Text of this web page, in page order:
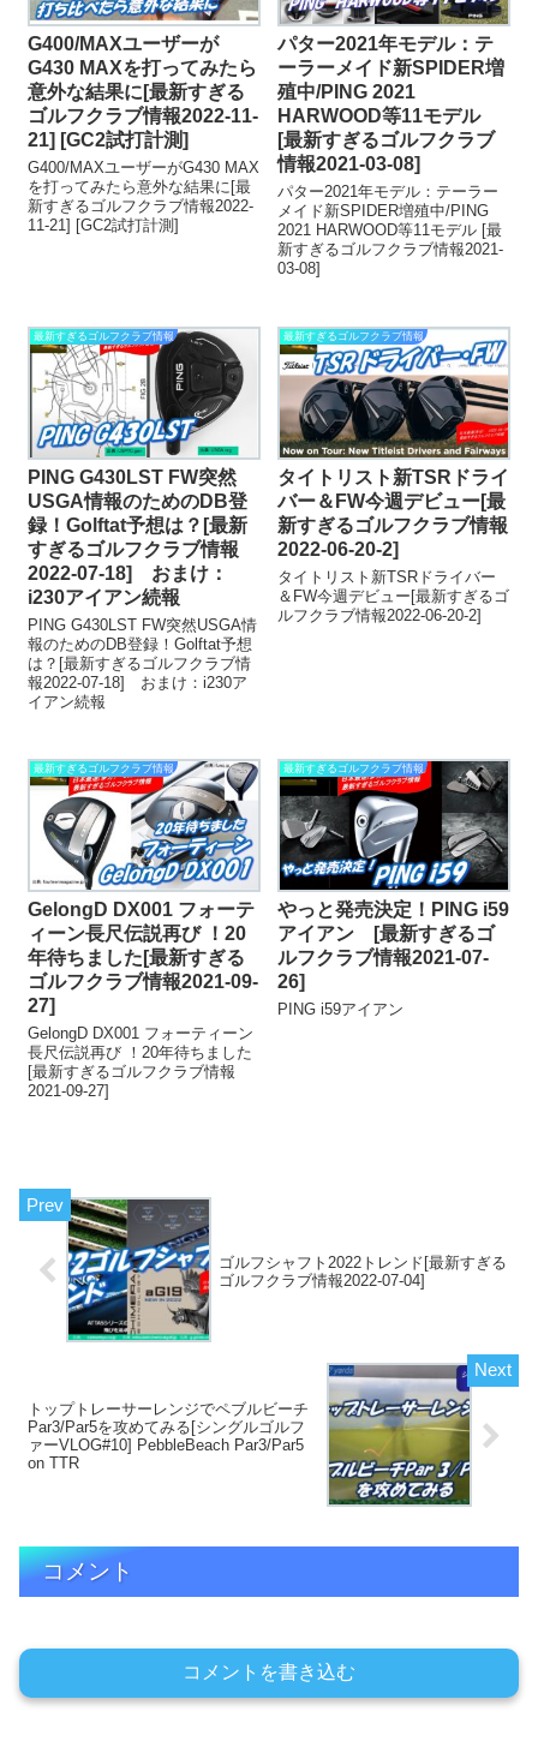
G400/MAXユーザーが
G430 MAXを打ってみたら
意外な結果に[最新すぎる
ゴルフクラブ情報2022-11-
21] [GC2試打計測]
G400/MAXユーザーがG430 MAX
を打ってみたら意外な結果に[最
新すぎるゴルフクラブ情報2022-
11-21] [GC2試打計測]
パター2021年モデル：テ
ーラーメイド新SPIDER増
殖中/PING 2021
HARWOOD等11モデル
[最新すぎるゴルフクラブ
情報2021-03-08]
パター2021年モデル：テーラー
メイド新SPIDER増殖中/PING
2021 HARWOOD等11モデル [最
新すぎるゴルフクラブ情報2021-
03-08]
最新すぎるゴルフクラブ情報
PING G430LST FW突然
USGA情報のためのDB登
録！Golftat予想は？[最新
すぎるゴルフクラブ情報
2022-07-18] おまけ：
i230アイアン続報
PING G430LST FW突然USGA情
報のためのDB登録！Golftat予想
は？[最新すぎるゴルフクラブ情
報2022-07-18] おまけ：i230ア
イアン続報
最新すぎるゴルフクラブ情報
タイトリスト新TSRドライ
バー＆FW今週デビュー[最
新すぎるゴルフクラブ情報
2022-06-20-2]
タイトリスト新TSRドライバー
＆FW今週デビュー[最新すぎるゴ
ルフクラブ情報2022-06-20-2]
最新すぎるゴルフクラブ情報
GelongD DX001 フォーテ
ィーン長尺伝説再び ！20
年待ちました[最新すぎる
ゴルフクラブ情報2021-09-
27]
GelongD DX001 フォーティーン
長尺伝説再び ！20年待ちました
[最新すぎるゴルフクラブ情報
2021-09-27]
最新すぎるゴルフクラブ情報
やっと発売決定！PING i59
アイアン [最新すぎるゴ
ルフクラブ情報2021-07-
26]
PING i59アイアン
ゴルフシャフト2022トレンド[最新すぎる
ゴルフクラブ情報2022-07-04]
トップトレーサーレンジでペブルビーチ
Par3/Par5を攻めてみる[シングルゴルフ
ァーVLOG#10] PebbleBeach Par3/Par5
on TTR
コメント
コメントを書き込む